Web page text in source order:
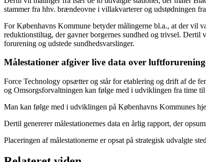
stammer fra hhv. brændeovne i villakvarterer og udstødningen
For Københavns Kommune betyder målingerne bl.a., at der vil
reduktionstiltag, der gavner borgernes sundhed og trivsel. Dertil
forurening og udstede sundhedsvarslinger.
Målestationer afgiver live data over
Force Technology opsætter og står for etablering og drift af de
og Omsorgsforvaltningen kan følge med i udviklingen fra time
Man kan følge med i udviklingen på Københavns Kommunes
Dertil genererer målestationernes data en årlig rapport, der
Placeringen af målestationerne er opsat på strategisk udvalgte